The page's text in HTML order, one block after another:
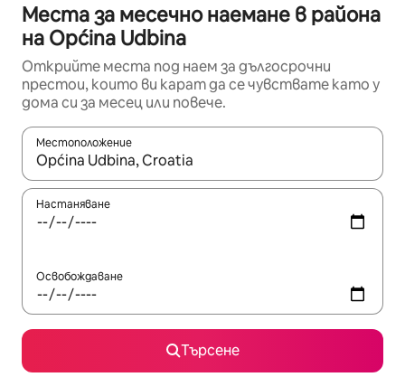
Места за месечно наемане в района
на Općina Udbina
Открийте места под наем за дългосрочни
престои, които ви карат да се чувствате като у
дома си за месец или повече.
Местоположение
Когато резултатите се покажат, използвайте
Настаняване
Освобождаване
Търсене